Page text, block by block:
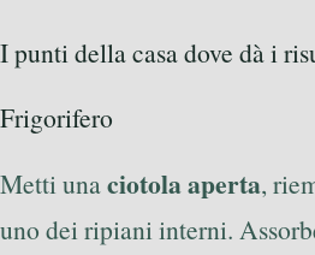
I punti della casa dove dà i
Frigorifero
Metti unaciotola aperta,
uno dei ripiani interni.